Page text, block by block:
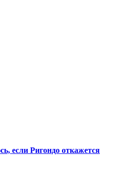
если Ригондо откажется